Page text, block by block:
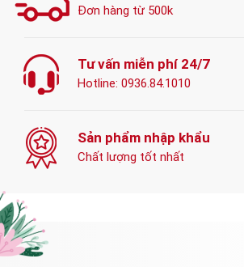
Đơn hàng từ 500k
Tư vấn miễn phí 24/7
Hotline: 0936.84.1010
Sản phẩm nhập khẩu
Chất lượng tốt nhất